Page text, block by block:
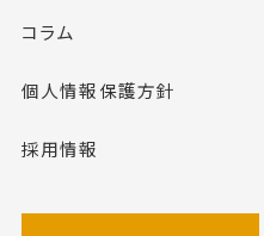
コラム
個人情報保護方針
採用情報